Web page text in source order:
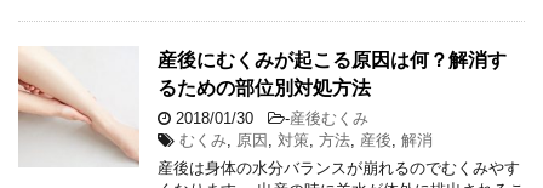
産後にむくみが起こる原因は何？解消す
るための部位別対処方法
2018/01/30 -産後むくみ
むくみ
原因 対策 方法 産後 解消
産後は身体の水分バランスが崩れるのでむくみやす